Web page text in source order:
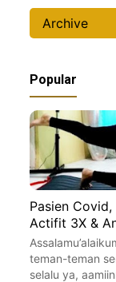
Bareng
IIDN
GandjelRel
Popular
Pasien
Actifit 3X &
teman-teman
selalu ya,